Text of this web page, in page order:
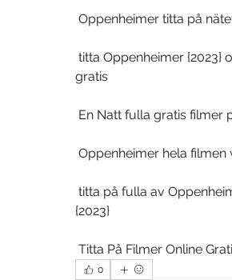
Oppenheimer titta på
gratis
En Natt fulla gratis filmer
Oppenheimer hela filmen
{2023}
Titta På Filmer Online
0